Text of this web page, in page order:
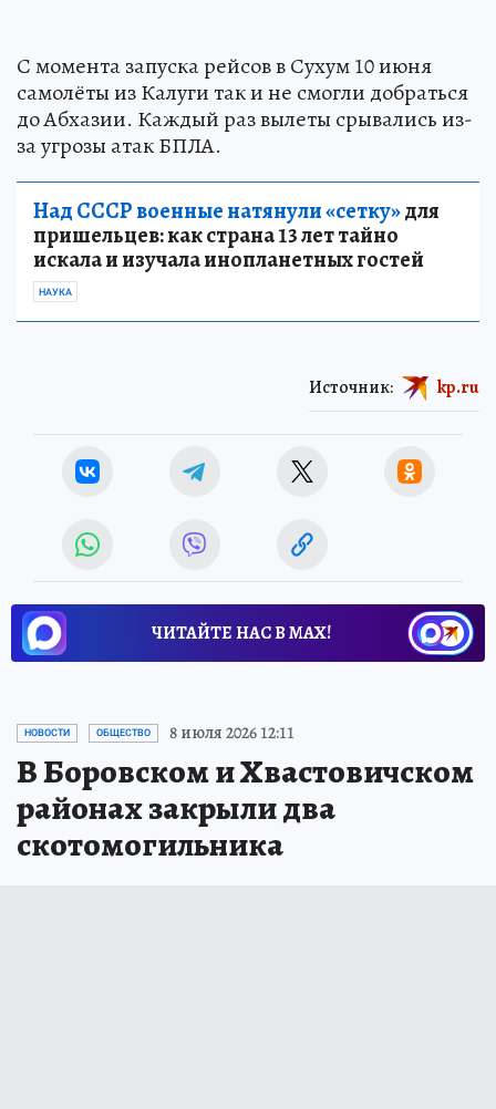
С момента запуска рейсов в Сухум 10 июня
самолёты из Калуги так и не смогли добраться
до Абхазии. Каждый раз вылеты срывались из-
за угрозы атак БПЛА.
Над СССР военные натянули «сетку»для
пришельцев: как страна 13 лет тайно
искала и изучала инопланетных гостей
НАУКА
Источник: kp.ru
ЧИТАЙТЕ НАС В МАХ!
НОВОСТИ ОБЩЕСТВО 8 июля 2026 12:11
В Боровском и Хвастовичском
районах закрыли два
скотомогильника